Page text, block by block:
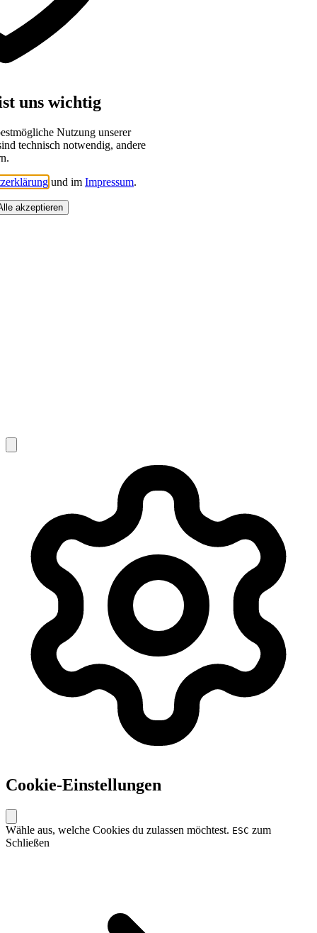
uns wichtig
Nutzung unserer
technisch notwendig, andere
und im Impressum.
akzeptieren
Cookie-Einstellungen
Wähle aus, welche Cookies du zulassen möchtest. ESC zum
Schließen